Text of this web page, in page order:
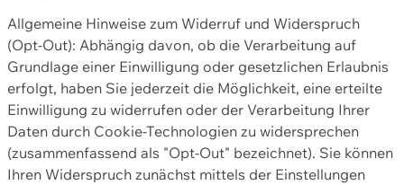
Allgemeine Hinweise zum Widerruf und Widerspruch
(Opt-Out): Abhängig davon, ob die Verarbeitung auf
Grundlage einer Einwilligung oder gesetzlichen Erlaubnis
erfolgt, haben Sie jederzeit die Möglichkeit, eine erteilte
Einwilligung zu widerrufen oder der Verarbeitung Ihrer
Daten durch Cookie-Technologien zu widersprechen
(zusammenfassend als "Opt-Out" bezeichnet). Sie können
Ihren Widerspruch zunächst mittels der Einstellungen